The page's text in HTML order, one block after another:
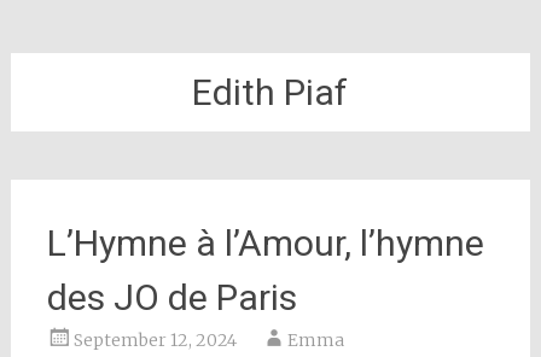
Edith Piaf
L’Hymne à l’Amour, l’hymne
des JO de Paris
September 12, 2024 Emma